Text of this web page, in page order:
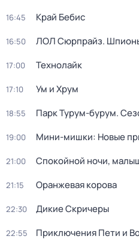
16:45 Край Бебис
16:50 ЛОЛ Сюрпрайз.
17:00 Технолайк
17:10 Ум и Хрум
18:55 Парк Турум-бурум.
19:00 Мини-мишки: Новые
21:00 Спокойной ночи,
21:15 Оранжевая корова
22:30 Дикие Скричеры
22:55 Приключения Пети и